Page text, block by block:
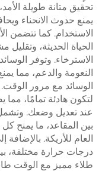
تحقيق متانة طويلة
يمنع حدوث الانحناء
الحياة الحديثة،
الاسترخاء. وتوفر
النعومة والدعم، مما
الوسائد مع مرور الوقت.
لتكون هادئة تمامًا،
عند تعديل وضعك. وتشمل
بين المقاعد، ما يمنح
العام للأريكة.
درجات حرارة مختلفة،
طلاء مميز مع الوقت